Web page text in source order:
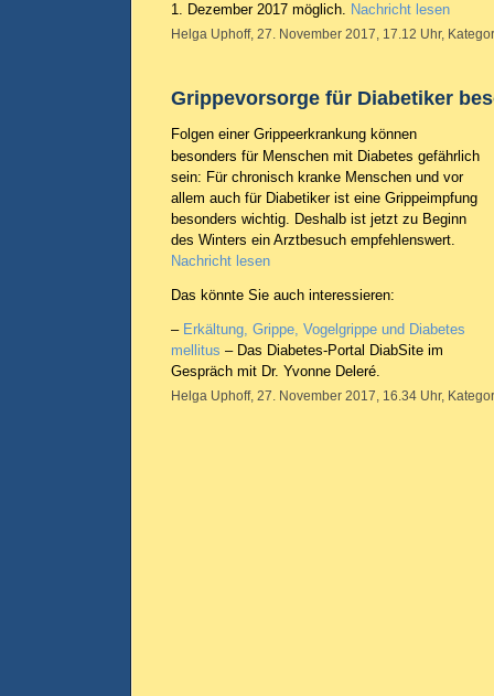
1. Dezember 2017 möglich. Nachricht lesen
Helga Uphoff, 27. November 2017, 17.12 Uhr,
Grippevorsorge für Diabetiker
Folgen einer Grippeerkrankung können
besonders für Menschen mit Diabetes gefährlich
sein: Für chronisch kranke Menschen und vor
allem auch für Diabetiker ist eine Grippeimpfung
besonders wichtig. Deshalb ist jetzt zu Beginn
des Winters ein Arztbesuch empfehlenswert.
Nachricht lesen
Das könnte Sie auch interessieren:
– Erkältung, Grippe, Vogelgrippe und Diabetes
mellitus – Das Diabetes-Portal DiabSite im
Gespräch mit Dr. Yvonne Deleré.
Helga Uphoff, 27. November 2017, 16.34 Uhr,